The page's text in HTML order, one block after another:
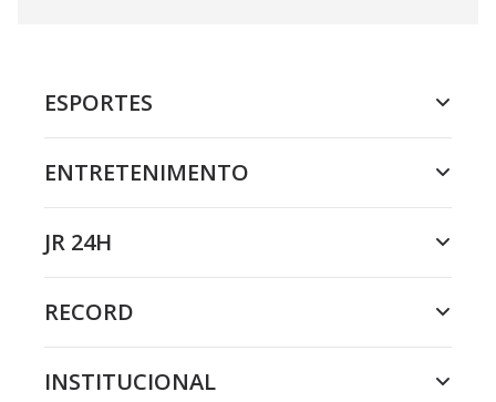
ESPORTES
ENTRETENIMENTO
JR 24H
RECORD
INSTITUCIONAL